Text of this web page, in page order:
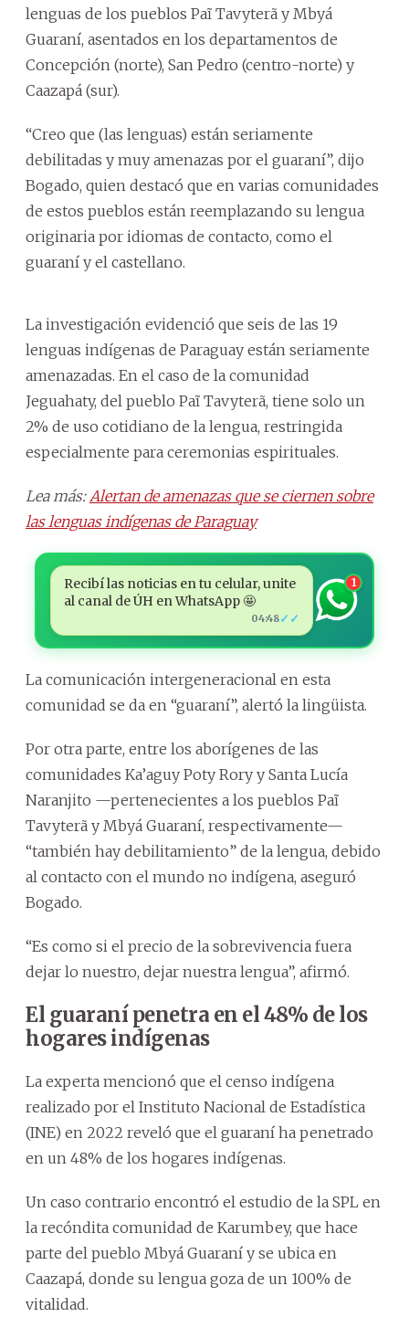
lenguas de los pueblos Paĩ Tavyterã y Mbyá
Guaraní, asentados en los departamentos de
Concepción (norte), San Pedro (centro-norte) y
Caazapá (sur).
“Creo que (las lenguas) están seriamente
debilitadas y muy amenazas por el guaraní”, dijo
Bogado, quien destacó que en varias comunidades
de estos pueblos están reemplazando su lengua
originaria por idiomas de contacto, como el
guaraní y el castellano.
La investigación evidenció que seis de las 19
lenguas indígenas de Paraguay están seriamente
amenazadas. En el caso de la comunidad
Jeguahaty, del pueblo Paĩ Tavyterã, tiene solo un
2% de uso cotidiano de la lengua, restringida
especialmente para ceremonias espirituales.
Lea más: Alertan de amenazas que se ciernen sobre
las lenguas indígenas de Paraguay
Recibí las noticias en tu celular, unite
al canal de ÚH en WhatsApp 🤩
04:48✓✓
1
La comunicación intergeneracional en esta
comunidad se da en “guaraní”, alertó la lingüista.
Por otra parte, entre los aborígenes de las
comunidades Ka’aguy Poty Rory y Santa Lucía
Naranjito —pertenecientes a los pueblos Paĩ
Tavyterã y Mbyá Guaraní, respectivamente—
“también hay debilitamiento” de la lengua, debido
al contacto con el mundo no indígena, aseguró
Bogado.
“Es como si el precio de la sobrevivencia fuera
dejar lo nuestro, dejar nuestra lengua”, afirmó.
El guaraní penetra en el 48% de los
hogares indígenas
La experta mencionó que el censo indígena
realizado por el Instituto Nacional de Estadística
(INE) en 2022 reveló que el guaraní ha penetrado
en un 48% de los hogares indígenas.
Un caso contrario encontró el estudio de la SPL en
la recóndita comunidad de Karumbey, que hace
parte del pueblo Mbyá Guaraní y se ubica en
Caazapá, donde su lengua goza de un 100% de
vitalidad.